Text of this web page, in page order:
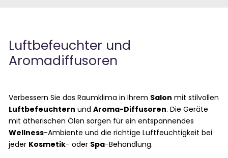
Luftbefeuchter und
Aromadiffusoren
Verbessern Sie das Raumklima in Ihrem Salon mit stilvollen
Luftbefeuchtern undAroma-Diffusoren. Die Geräte
mit ätherischen Ölen sorgen für ein entspannendes
Wellness-Ambiente und die richtige Luftfeuchtigkeit bei
jeder Kosmetik- oder Spa-Behandlung.